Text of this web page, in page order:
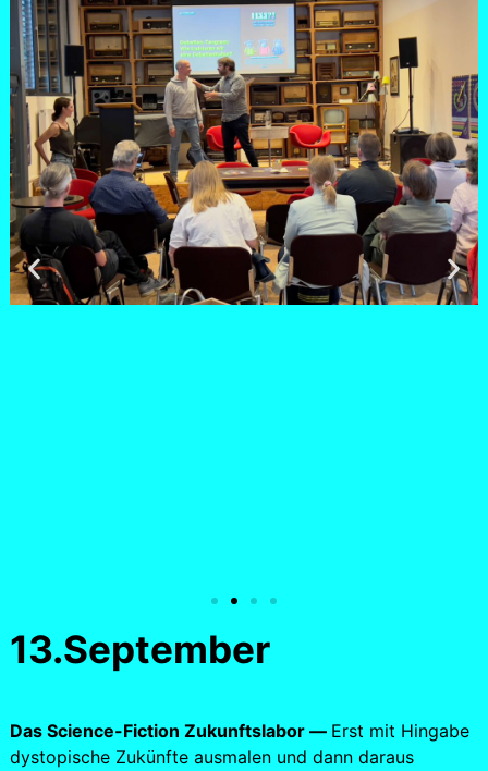
13.September
Das Science-Fiction Zukunftslabor — Erst mit Hingabe
dystopische Zukünfte ausmalen und dann daraus